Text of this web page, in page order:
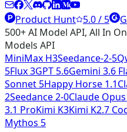
Product Hunt 5.0 / 5
500+ AI Model API, All In
Models API
MiniMax H3Seedance-2-5
5Flux 3GPT 5.6Gemini 3.6
Sonnet 5Happy Horse 1.1
2Seedance 2-0Claude
3.1 ProKimi K3Kimi K2.7
Mythos 5